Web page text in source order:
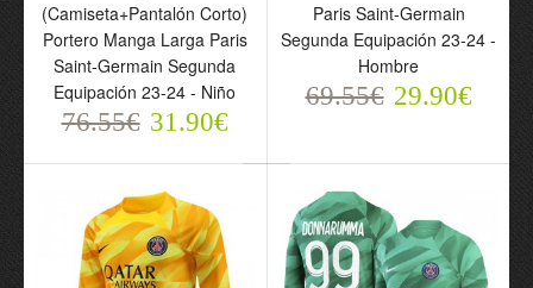
Conjunto
(Camiseta+Pantalón Corto)
Portero Manga Larga Paris
Saint-Germain Segunda
Equipación 23-24 - Niño
76.55€ 31.90€
Paris Saint-Germain
Segunda Equipación 23-24 -
Hombre
69.55€ 29.90€